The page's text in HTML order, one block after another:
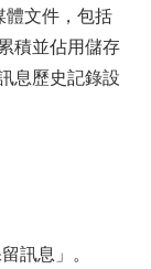
文件，包括
積並佔用儲存
息歷史記錄設
訊息」。